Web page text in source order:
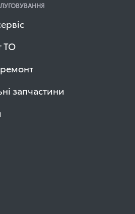
ТО
запчастини